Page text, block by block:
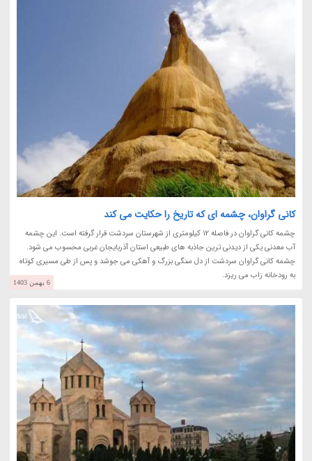
کانی گراوان، چشمه ای که تاریخ را حکایت می کند
چشمه کانی گراوان در فاصله 12 کیلومتری از شهرستان سردشت قرار گرفته است. این چشمه
آب معدنی یکی از دیدنی ترین جاذبه های طبیعی استان آذربایجان غربی محسوب می شود.
چشمه کانی گراوان سردشت از دل سنگی بزرگ و آهکی می جوشد و پس از طی مسیری کوتاه
به رودخانه زاب می ریزد.
6 بهمن 1403